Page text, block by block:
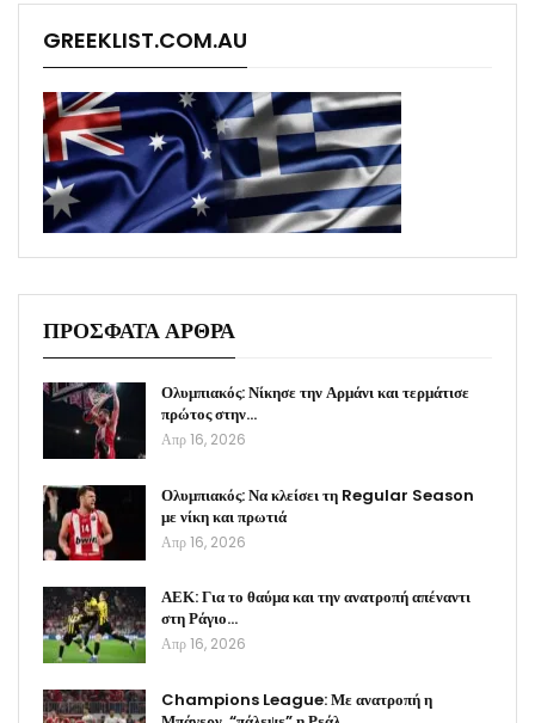
GREEKLIST.COM.AU
ΠΡΟΣΦΑΤΑ ΑΡΘΡΑ
Ολυμπιακός: Νίκησε την Αρμάνι και τερμάτισε
πρώτος στην…
Απρ 16, 2026
Ολυμπιακός: Να κλείσει τη Regular Season
με νίκη και πρωτιά
Απρ 16, 2026
ΑΕΚ: Για το θαύμα και την ανατροπή απέναντι
στη Ράγιο…
Απρ 16, 2026
Champions League: Με ανατροπή η